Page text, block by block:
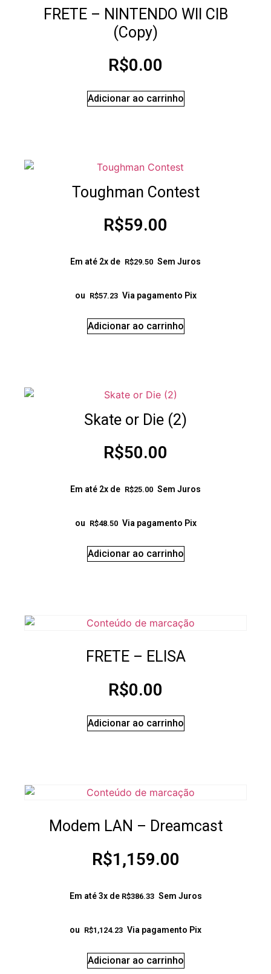
FRETE – NINTENDO WII CIB
(Copy)
R$0.00
Adicionar ao carrinho
Toughman Contest
R$59.00
Em até 2x de R$29.50 Sem Juros
ou R$57.23 Via pagamento Pix
Adicionar ao carrinho
Skate or Die (2)
R$50.00
Em até 2x de R$25.00 Sem Juros
ou R$48.50 Via pagamento Pix
Adicionar ao carrinho
FRETE – ELISA
R$0.00
Adicionar ao carrinho
Modem LAN – Dreamcast
R$1,159.00
Em até 3x de R$386.33 Sem Juros
ou R$1,124.23 Via pagamento Pix
Adicionar ao carrinho